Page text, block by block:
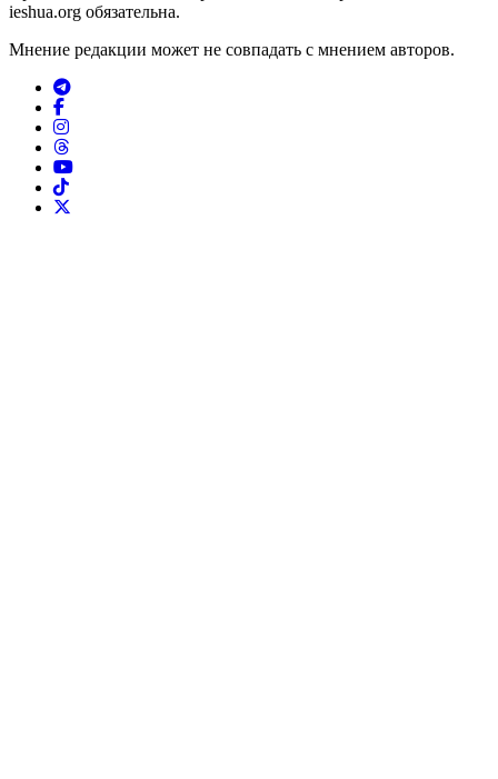
ieshua.org обязательна.
Мнение редакции может не совпадать с мнением авторов.